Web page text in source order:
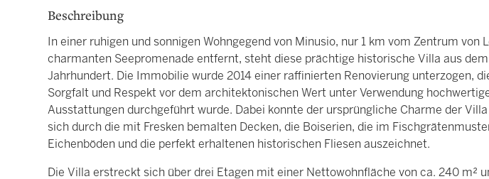
Beschreibung
In einer ruhigen und sonnigen Wohngegend von Minusio, nur 1 km vom Zentrum von
charmanten Seepromenade entfernt, steht diese prächtige historische Villa aus dem
Jahrhundert. Die Immobilie wurde 2014 einer raffinierten Renovierung unterzogen,
Sorgfalt und Respekt vor dem architektonischen Wert unter Verwendung
Ausstattungen durchgeführt wurde. Dabei konnte der ursprüngliche Charme der
sich durch die mit Fresken bemalten Decken, die Boiserien, die im
Eichenböden und die perfekt erhaltenen historischen Fliesen auszeichnet.
Die Villa erstreckt sich über drei Etagen mit einer Nettowohnfläche von ca. 240 m²